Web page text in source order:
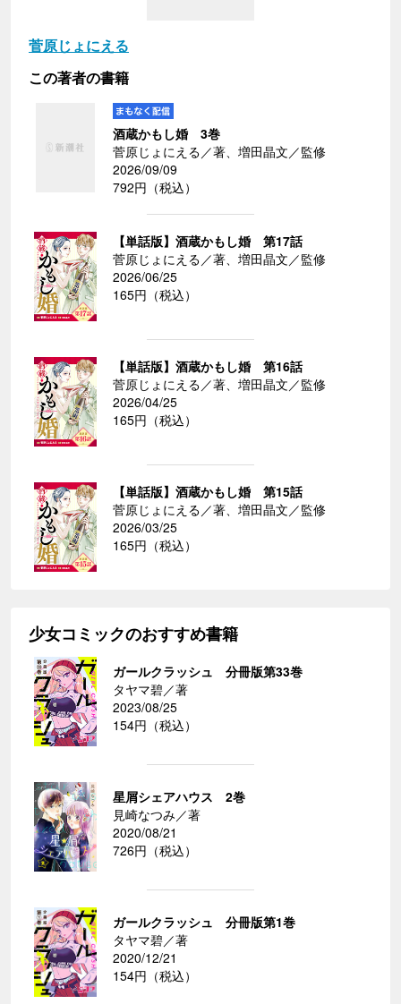
菅原じょにえる
この著者の書籍
酒蔵かもし婚 3巻
菅原じょにえる／著、増田晶文／監修
2026/09/09
792円（税込）
【単話版】酒蔵かもし婚 第17話
菅原じょにえる／著、増田晶文／監修
2026/06/25
165円（税込）
【単話版】酒蔵かもし婚 第16話
菅原じょにえる／著、増田晶文／監修
2026/04/25
165円（税込）
【単話版】酒蔵かもし婚 第15話
菅原じょにえる／著、増田晶文／監修
2026/03/25
165円（税込）
少女コミックのおすすめ書籍
ガールクラッシュ 分冊版第33巻
タヤマ碧／著
2023/08/25
154円（税込）
星屑シェアハウス 2巻
見崎なつみ／著
2020/08/21
726円（税込）
ガールクラッシュ 分冊版第1巻
タヤマ碧／著
2020/12/21
154円（税込）